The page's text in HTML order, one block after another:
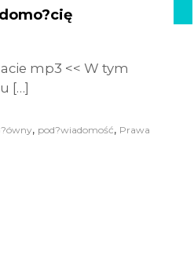
mp3 << W tym
[…]
, pod?wiadomość, Prawa